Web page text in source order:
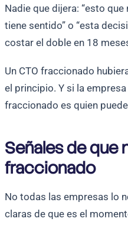
Nadie que dijera: “esto
tiene sentido” o “esta
costar el doble en 18
Un CTO fraccionado
el principio. Y si la
fraccionado es quien
Señales de que
fraccionado
No todas las empresas lo
claras de que es el